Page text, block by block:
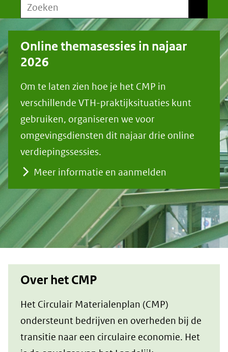
Zoeken
Online themasessies in najaar
2026
Om te laten zien hoe je het CMP in
verschillende VTH-praktijksituaties kunt
gebruiken, organiseren we voor
omgevingsdiensten dit najaar drie online
verdiepingssessies.
Meer informatie en aanmelden
Over het CMP
Het Circulair Materialenplan (CMP)
ondersteunt bedrijven en overheden bij de
transitie naar een circulaire economie. Het